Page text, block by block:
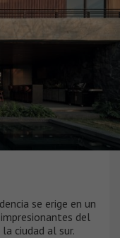
se erige en un
del
ciudad al sur.